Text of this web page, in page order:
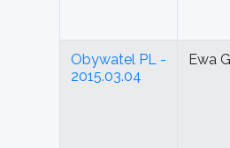
Obywatel PL -
2015.03.04
Ewa